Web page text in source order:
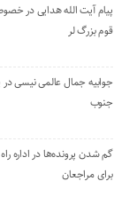
پیام آیت الله هدایی در
قوم بزرگ لر
جوابیه جمال عالمی نیسی
جنوب
گم شدن پرونده‌ها در اداره
برای مراجعان